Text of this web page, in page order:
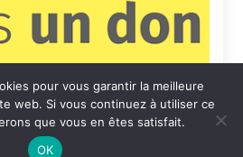
? Informations légales
pour vous garantir la meilleure
web. Si vous continuez à utiliser ce
que vous en êtes satisfait.
OK